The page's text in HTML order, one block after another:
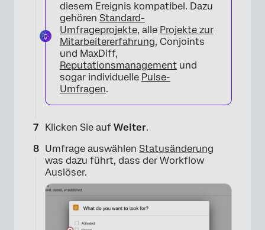
diesem Ereignis kompatibel. Dazu
gehören Standard-
Umfrageprojekte, alle Projekte zur
Mitarbeitererfahrung, Conjoints
und MaxDiff,
Reputationsmanagement und
sogar individuelle Pulse-
Umfragen.
Klicken Sie auf Weiter.
Umfrage auswählen Statusänderung
was dazu führt, dass der Workflow
Auslöser.